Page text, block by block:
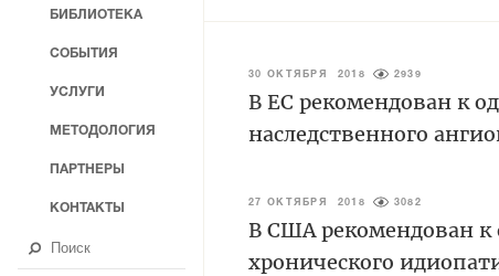
30 ОКТЯБРЯ 2018 2939
В ЕС рекомендован к
наследственного
27 ОКТЯБРЯ 2018 3082
В США рекомендован к
хронического
БИБЛИОТЕКА
СОБЫТИЯ
УСЛУГИ
МЕТОДОЛОГИЯ
ПАРТНЕРЫ
КОНТАКТЫ